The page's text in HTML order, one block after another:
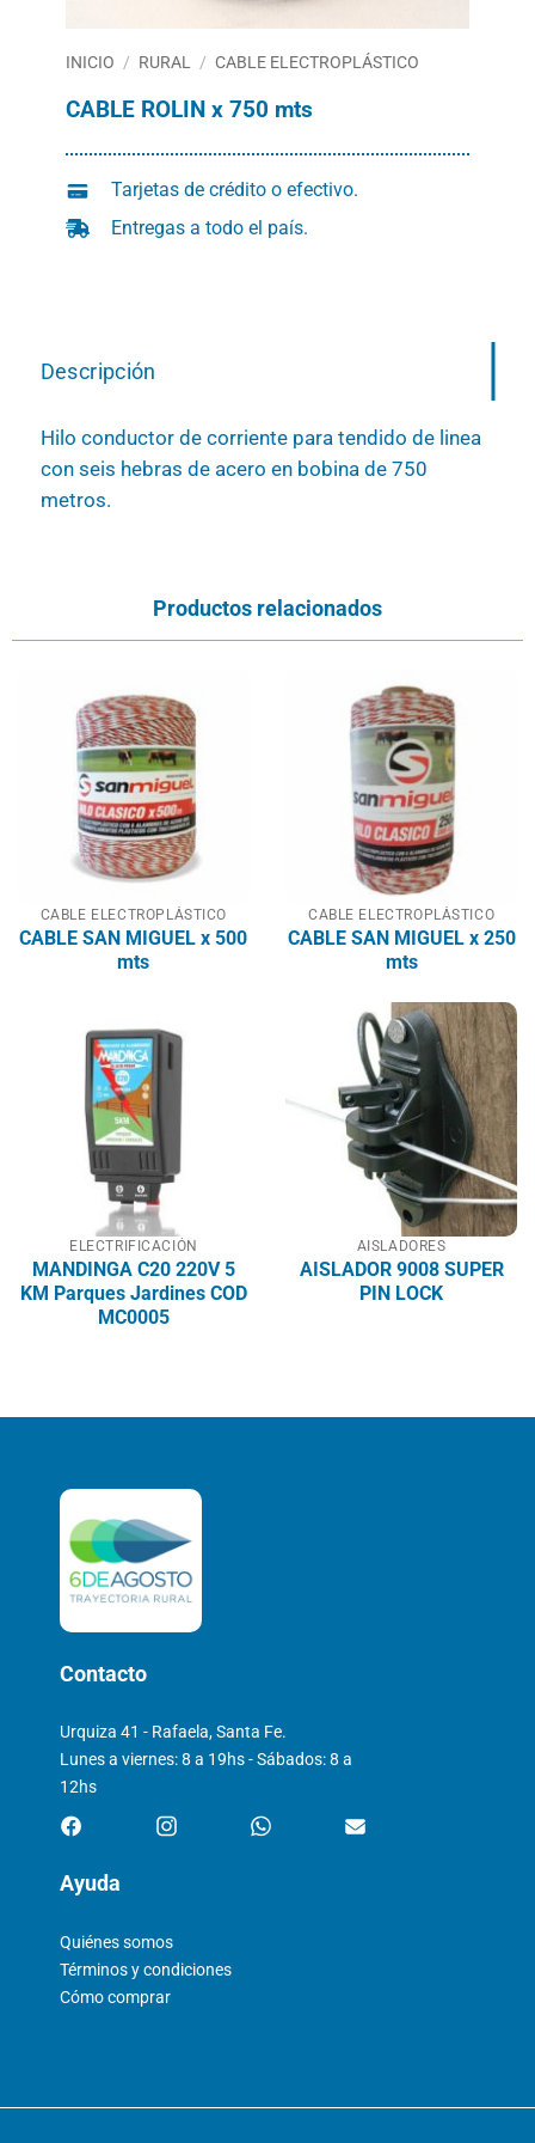
INICIO / RURAL / CABLE ELECTROPLÁSTICO
CABLE ROLIN x 750 mts
Tarjetas de crédito o efectivo.
Entregas a todo el país.
Descripción
Hilo conductor de corriente para tendido de linea
con seis hebras de acero en bobina de 750
metros.
Productos relacionados
CABLE ELECTROPLÁSTICO
CABLE SAN MIGUEL x 500
mts
CABLE ELECTROPLÁSTICO
CABLE SAN MIGUEL x 250
mts
ELECTRIFICACIÓN
MANDINGA C20 220V 5
KM Parques Jardines COD
MC0005
AISLADORES
AISLADOR 9008 SUPER
PIN LOCK
Contacto
Urquiza 41 - Rafaela, Santa Fe.
Lunes a viernes: 8 a 19hs - Sábados: 8 a
12hs
Ayuda
Quiénes somos
Términos y condiciones
Cómo comprar